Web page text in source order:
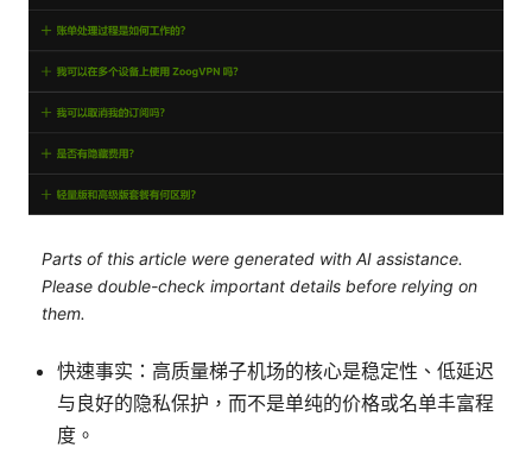
Parts of this article were generated with AI assistance.
Please double-check important details before relying on
them.
快速事实：高质量梯子机场的核心是稳定性、低延迟
与良好的隐私保护，而不是单纯的价格或名单丰富程
度。